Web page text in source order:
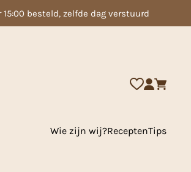
+ artikelen uit voorraad leverbaar
Wie zijn wij?ReceptenTips